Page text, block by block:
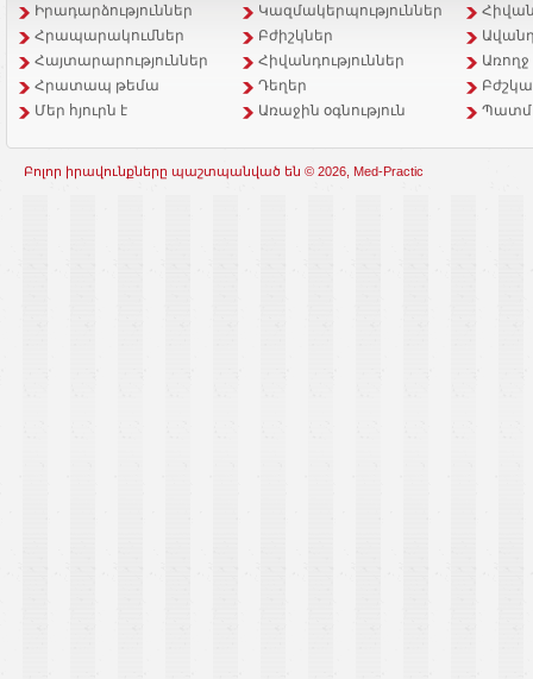
Իրադարձություններ
Կազմակերպություններ
Հրապարակումներ
Բժիշկներ
Հայտարարություններ
Հիվանդություններ
Հրատապ թեմա
Դեղեր
Մեր հյուրն է
Առաջին օգնություն
Բոլոր իրավունքները պաշտպանված են © 2026, Med-Practic